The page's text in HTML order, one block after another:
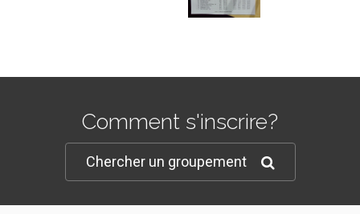
Comment s'inscrire?
Chercher un groupement